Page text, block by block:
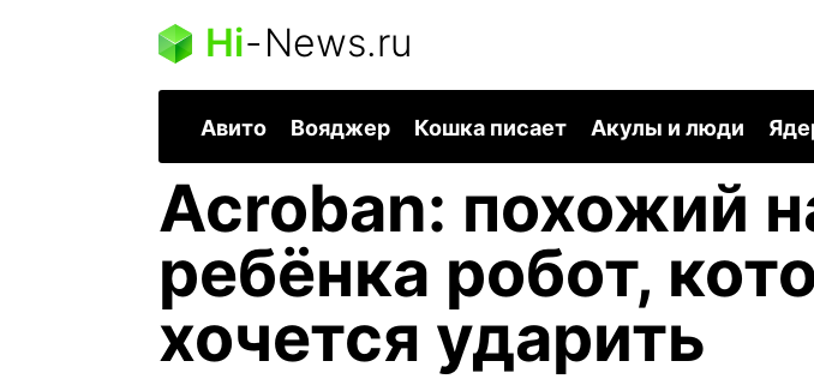
Hi-News.ru
Авито Вояджер Кошка писает Акулы и люди
Acroban: похожий
ребёнка робот,
хочется ударить